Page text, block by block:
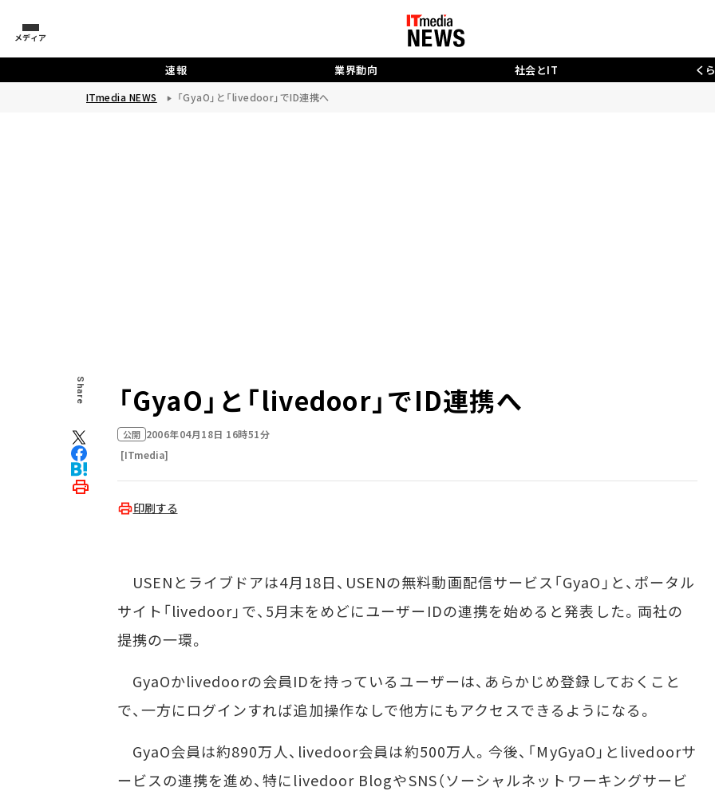
メディア
速報 業界動向 社会とIT く
ITmedia NEWS 「GyaO」と「livedoor」でID連携へ
Share 「GyaO」と「livedoor」でID連携へ
公開 2006年04月18日 16時51分
[ITmedia]
印刷する
USENとライブドアは4月18日、USENの無料動画配信サービス「GyaO」と、ポータル
サイト「livedoor」で、5月末をめどにユーザーIDの連携を始めると発表した。両社の
提携の一環。
GyaOかlivedoorの会員IDを持っているユーザーは、あらかじめ登録しておくこと
で、一方にログインすれば追加操作なしで他方にもアクセスできるようになる。
GyaO会員は約890万人、livedoor会員は約500万人。今後、「MyGyaO」とlivedoorサ
ービスの連携を進め、特にlivedoor BlogやSNS（ソーシャルネットワーキングサービ